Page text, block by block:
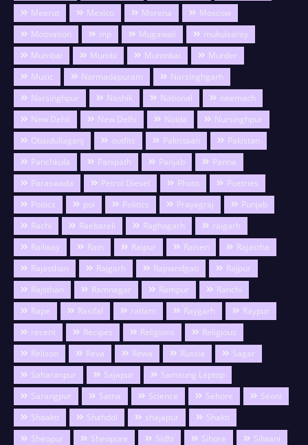
Meerut
Mexico Morena
Moscow
Motivation
mp Mugawali
mukulsaray
Mumbai
Mumbi Mumnbai
Murder
Music
Narmadapuram
Narsinghgarh
Narsinghpur
Nashik National
neemach
New Dehli
New Delhi Noida
Nursinghpur
Obaidullaganj
outfits Pakistaan
Pakistan
Panchkula
Panipath Panjab
Panna
Paraswada
Petrol Diesel Photo
Poetries
Poitics
pol Politics Prayagraj
Punjab
Rachi
Raebareli Raghogarh
raigarh
Railway
Rain Raipur Raisen
Rajastha
Rajasthan
Rajgarh Rajnandgao
Rajpur
Rajsthan
Ramnagar Rampur
Ranchi
Rape
Rasifal ratlam Raygarh
Raypur
recent
Recipes Religions
Religious
Relison
Reva Rewa Russia
Sagar
Saharanpur
Sajapur
Samsung Laptop
Sarangpur
Satna Science Sehore
Seoni
Shaakti
Shahdol shajapur
Shakti
Sheopur
Sheopure Sidhi Sihore
Silwani